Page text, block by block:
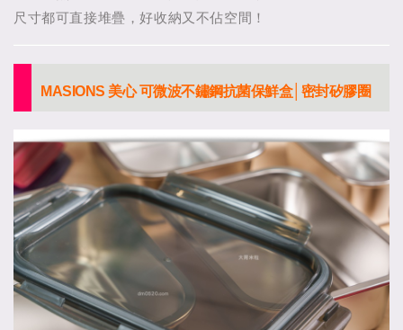
尺寸都可直接堆疊，好收納又不佔空間！
MASIONS 美心 可微波不鏽鋼抗菌保鮮盒│密封矽膠圈